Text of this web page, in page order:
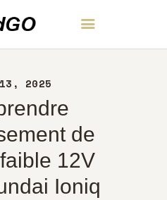
2025
de
12V
Ioniq